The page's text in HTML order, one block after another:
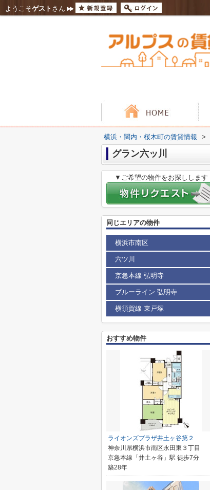
ようこそゲスト さん
横浜・関内・桜木町の賃貸情報 >
グラン六ッ川
▼ご希望の物件をお探しします
同じエリアの物件
横浜市南区
六ツ川
京急本線 弘明寺
ブルーライン 弘明寺
横須賀線 東戸塚
おすすめ物件
ライオンズプラザ井土ヶ谷第２
神奈川県横浜市南区永田東３丁目
京急本線「井土ヶ谷」駅 徒歩7分
築28年